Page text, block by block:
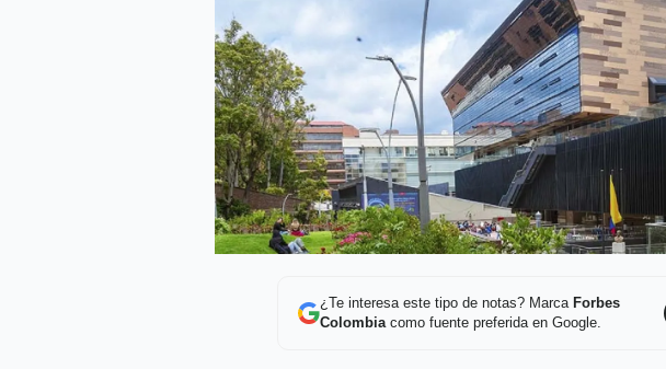
¿Te interesa este tipo de notas? Marca Forbes
Colombiacomo fuente preferida en Google.